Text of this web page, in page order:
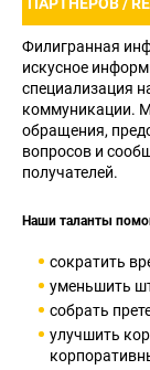
Филигранная
искусное
специализация
коммуникации.
обращения,
вопросов и
получателей.
Наши таланты
сократить
уменьшить
собрать
улучшить